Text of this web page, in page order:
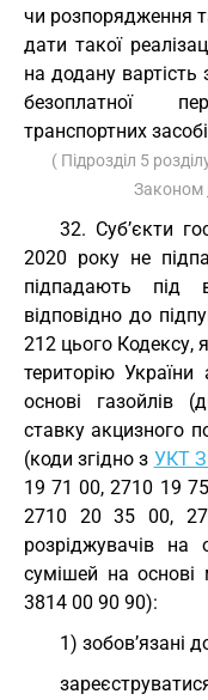
чи розпорядження
дати такої
на додану
безоплатної
транспортних
( Підрозділ 5
Законом
32. Суб’єкти
2020 року не
підпадають під
відповідно до
212 цього Кодексу,
територію
основі газойлів
ставку акцизного
(коди згідно з УКТ
19 71 00, 2710 19
2710 20 35 00,
розріджувачів на
сумішей на основі
3814 00 90 90):
1) зобов’язані